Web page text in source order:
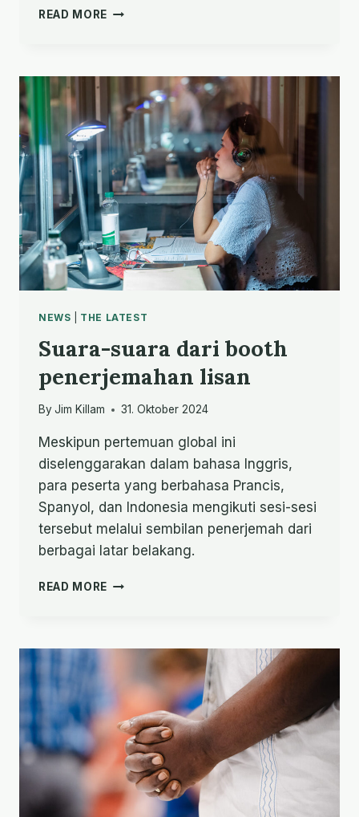
READ MORE PERJALANAN
KE
PERTEMUAN
GLOBAL
NEWS THE LATEST
Suara-suara dari booth
penerjemahan lisan
By Jim Killam 31. Oktober 2024
Meskipun pertemuan global ini
diselenggarakan dalam bahasa Inggris,
para peserta yang berbahasa Prancis,
Spanyol, dan Indonesia mengikuti sesi-sesi
tersebut melalui sembilan penerjemah dari
berbagai latar belakang.
READ MORE SUARA-
PENERJEMAHAN